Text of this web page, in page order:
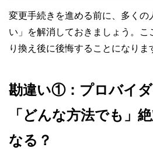
変更手続きを進める前に、多くの
い」を解消しておきましょう。
り換え後に後悔することになりま
勘違い①：プロバイ
「どんな方法でも」
なる？